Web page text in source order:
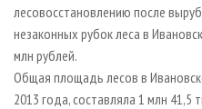
лесовосстановлению после
незаконных рубок леса в
млн рублей.
Общая площадь лесов в
2013 года, составляла 1 млн 41,5